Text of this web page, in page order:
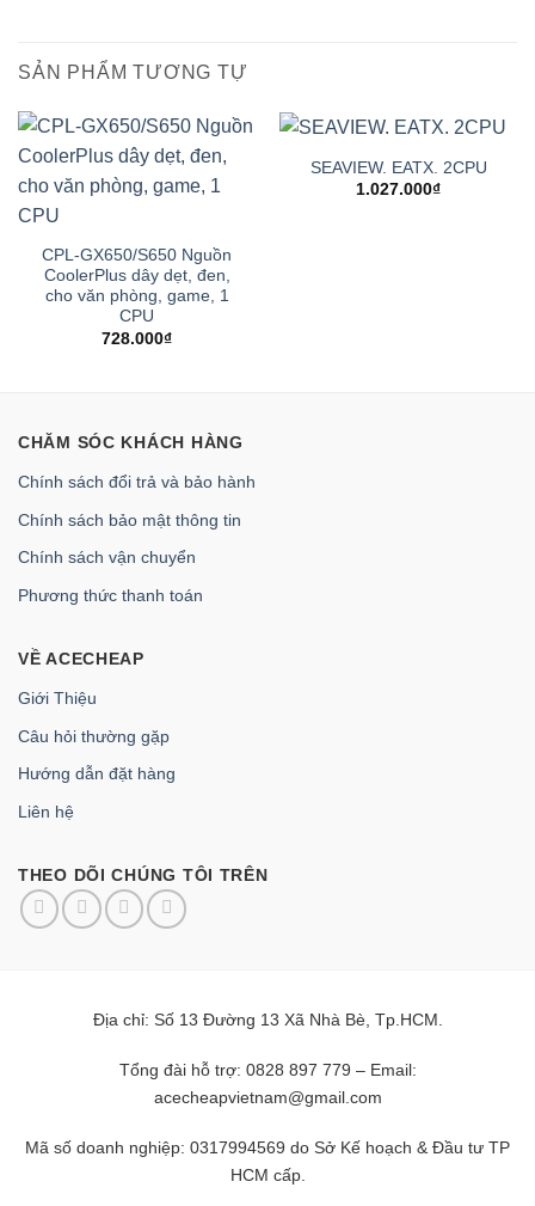
SẢN PHẨM TƯƠNG TỰ
CPL-GX650/S650 Nguồn
CoolerPlus dây dẹt, đen,
cho văn phòng, game, 1
CPU
728.000₫
SEAVIEW. EATX. 2CPU
1.027.000₫
CHĂM SÓC KHÁCH HÀNG
Chính sách đổi trả và bảo hành
Chính sách bảo mật thông tin
Chính sách vận chuyển
Phương thức thanh toán
VỀ ACECHEAP
Giới Thiệu
Câu hỏi thường gặp
Hướng dẫn đặt hàng
Liên hệ
THEO DÕI CHÚNG TÔI TRÊN
Địa chỉ: Số 13 Đường 13 Xã Nhà Bè, Tp.HCM.
Tổng đài hỗ trợ: 0828 897 779 – Email:
acecheapvietnam@gmail.com
Mã số doanh nghiệp: 0317994569 do Sở Kế hoạch & Đầu tư TP
HCM cấp.